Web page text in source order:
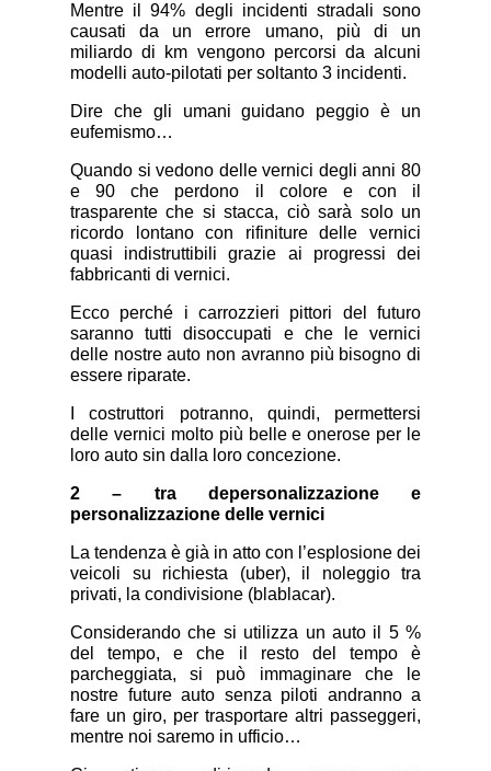
Mentre il 94% degli incidenti stradali sono
causati da un errore umano, più di un
miliardo di km vengono percorsi da alcuni
modelli auto-pilotati per soltanto 3 incidenti.
Dire che gli umani guidano peggio è un
eufemismo…
Quando si vedono delle vernici degli anni 80
e 90 che perdono il colore e con il
trasparente che si stacca, ciò sarà solo un
ricordo lontano con rifiniture delle vernici
quasi indistruttibili grazie ai progressi dei
fabbricanti di vernici.
Ecco perché i carrozzieri pittori del futuro
saranno tutti disoccupati e che le vernici
delle nostre auto non avranno più bisogno di
essere riparate.
I costruttori potranno, quindi, permettersi
delle vernici molto più belle e onerose per le
loro auto sin dalla loro concezione.
2 – tra depersonalizzazione e
personalizzazione delle vernici
La tendenza è già in atto con l’esplosione dei
veicoli su richiesta (uber), il noleggio tra
privati, la condivisione (blablacar).
Considerando che si utilizza un auto il 5 %
del tempo, e che il resto del tempo è
parcheggiata, si può immaginare che le
nostre future auto senza piloti andranno a
fare un giro, per trasportare altri passeggeri,
mentre noi saremo in ufficio…